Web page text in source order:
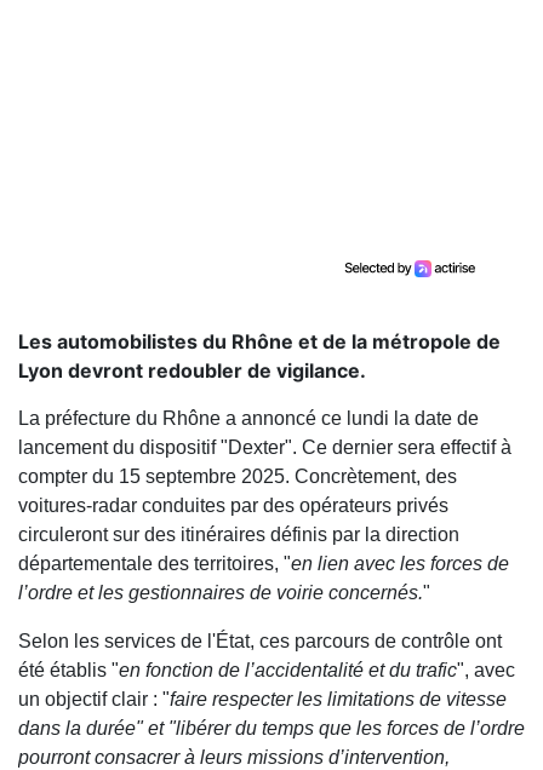
Les automobilistes du Rhône et de la métropole de
Lyon devront redoubler de vigilance.
La préfecture du Rhône a annoncé ce lundi la date de
lancement du dispositif "Dexter". Ce dernier sera effectif à
compter du 15 septembre 2025. Concrètement, des
voitures-radar conduites par des opérateurs privés
circuleront sur des itinéraires définis par la direction
départementale des territoires, "en lien avec les forces de
l’ordre et les gestionnaires de voirie concernés."
Selon les services de l'État, ces parcours de contrôle ont
été établis "en fonction de l’accidentalité et du trafic", avec
un objectif clair : "faire respecter les limitations de vitesse
dans la durée" et "libérer du temps que les forces de l’ordre
pourront consacrer à leurs missions d’intervention,